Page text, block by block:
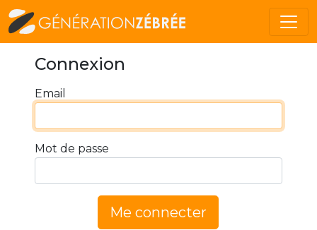
Connexion
Email
Mot de passe
Me connecter